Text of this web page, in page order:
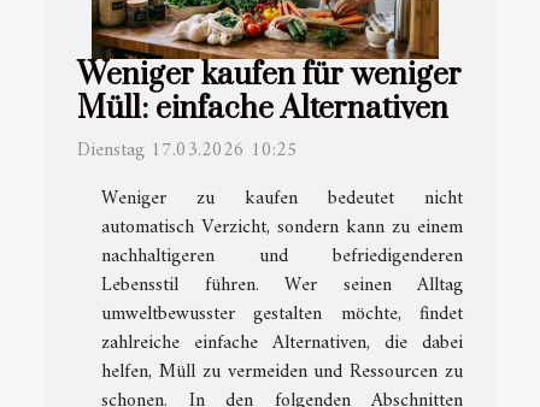
Weniger kaufen für weniger
Müll: einfache Alternativen
Dienstag 17.03.2026 10:25
Weniger zu kaufen bedeutet nicht
automatisch Verzicht, sondern kann zu einem
nachhaltigeren und befriedigenderen
Lebensstil führen. Wer seinen Alltag
umweltbewusster gestalten möchte, findet
zahlreiche einfache Alternativen, die dabei
helfen, Müll zu vermeiden und Ressourcen zu